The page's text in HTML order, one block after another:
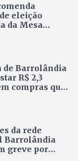
eleição
da Mesa
de Barrolândia
R$ 2,3
compras que
da rede
Barrolândia
greve por